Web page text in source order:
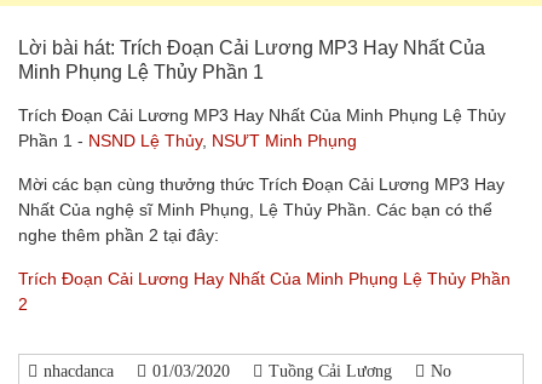
Lời bài hát: Trích Đoạn Cải Lương MP3 Hay Nhất Của
Minh Phụng Lệ Thủy Phần 1
Trích Đoạn Cải Lương MP3 Hay Nhất Của Minh Phụng Lệ Thủy
Phần 1 - NSND Lệ Thủy, NSƯT Minh Phụng
Mời các bạn cùng thưởng thức Trích Đoạn Cải Lương MP3 Hay
Nhất Của nghệ sĩ Minh Phụng, Lệ Thủy Phần. Các bạn có thể
nghe thêm phần 2 tại đây:
Trích Đoạn Cải Lương Hay Nhất Của Minh Phụng Lệ Thủy Phần
2
nhacdanca 01/03/2020 Tuồng Cải Lương
No